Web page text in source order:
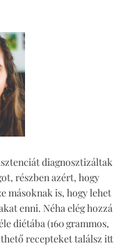
diagnosztizáltak
részben azért, hogy
másoknak is, hogy lehet
enni. Néha elég hozzá
diétába (160 grammos,
recepteket találsz itt